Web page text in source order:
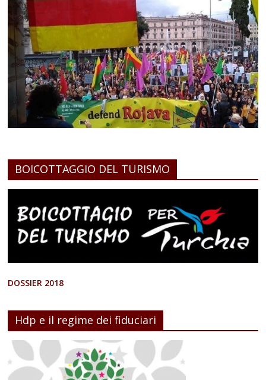
BOICOTTAGGIO DEL TURISMO
DOSSIER 2018
Hdp e il regime dei fiduciari